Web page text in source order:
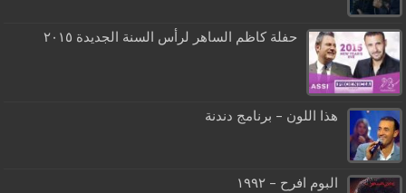
حفلة كاظم الساهر لرأس السنة الجديدة ٢٠١٥
هذا اللون – برنامج دندنة
البوم افرح – ١٩٩٢